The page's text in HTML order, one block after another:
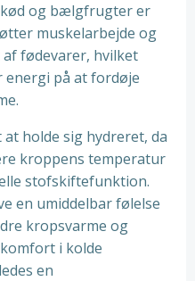
og bælgfrugter er
muskelarbejde og
fødevarer, hvilket
på at fordøje
holde sig hydreret, da
kroppens temperatur
stofskiftefunktion.
en umiddelbar følelse
kropsvarme og
i kolde
en